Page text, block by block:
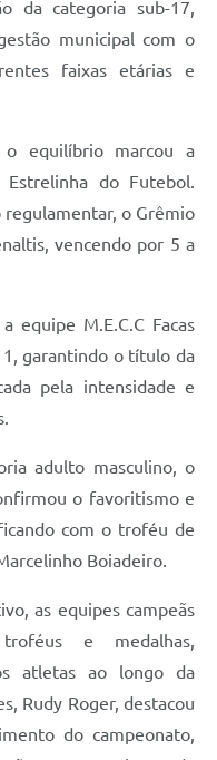
da categoria sub-17,
municipal com o
faixas etárias e
equilíbrio marcou a
do Futebol.
o Grêmio
vencendo por 5 a
equipe M.E.C.C Facas
garantindo o título da
pela intensidade e
adulto masculino, o
o favoritismo e
com o troféu de
Boiadeiro.
as equipes campeãs
e medalhas,
atletas ao longo da
Rudy Roger, destacou
do campeonato,